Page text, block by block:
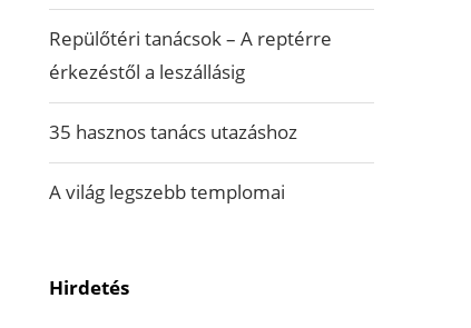
Repülőtéri tanácsok – A reptérre
érkezéstől a leszállásig
35 hasznos tanács utazáshoz
A világ legszebb templomai
Hirdetés